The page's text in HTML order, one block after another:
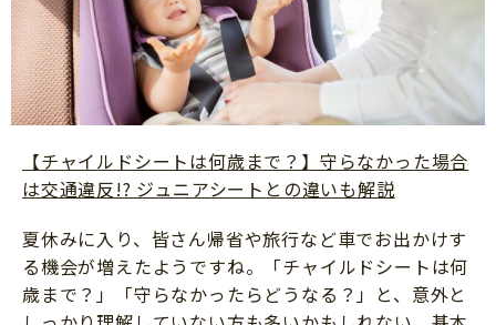
【チャイルドシートは何歳まで？】守らなかった場合
は交通違反!? ジュニアシートとの違いも解説
夏休みに入り、皆さん帰省や旅行など車でお出かけす
る機会が増えたようですね。「チャイルドシートは何
歳まで？」「守らなかったらどうなる？」と、意外と